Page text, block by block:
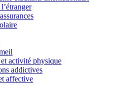
activité physique
addictives
affective